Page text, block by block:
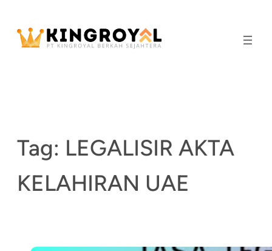
content
Tag: LEGALISIR AKTA
KELAHIRAN UAE